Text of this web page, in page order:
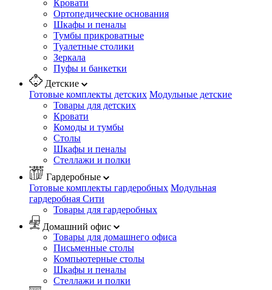
Кровати
Ортопедические основания
Шкафы и пеналы
Тумбы прикроватные
Туалетные столики
Зеркала
Пуфы и банкетки
Детские
Готовые комплекты детских Модульные детские
Товары для детских
Кровати
Комоды и тумбы
Столы
Шкафы и пеналы
Стеллажи и полки
Гардеробные
Готовые комплекты гардеробных Модульная
гардеробная Сити
Товары для гардеробных
Домашний офис
Товары для домашнего офиса
Письменные столы
Компьютерные столы
Шкафы и пеналы
Стеллажи и полки